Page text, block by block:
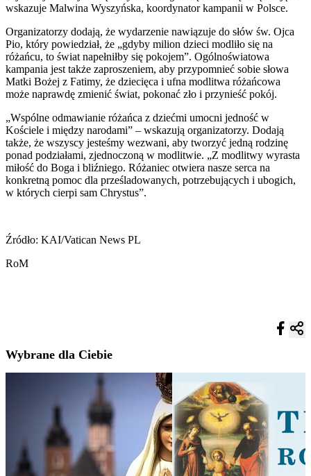
wskazuje Malwina Wyszyńska, koordynator kampanii w Polsce.
Organizatorzy dodają, że wydarzenie nawiązuje do słów św. Ojca
Pio, który powiedział, że „gdyby milion dzieci modliło się na
różańcu, to świat napełniłby się pokojem”. Ogólnoświatowa
kampania jest także zaproszeniem, aby przypomnieć sobie słowa
Matki Bożej z Fatimy, że dziecięca i ufna modlitwa różańcowa
może naprawdę zmienić świat, pokonać zło i przynieść pokój.
„Wspólne odmawianie różańca z dziećmi umocni jedność w
Kościele i między narodami” – wskazują organizatorzy. Dodają
także, że wszyscy jesteśmy wezwani, aby tworzyć jedną rodzinę
ponad podziałami, zjednoczoną w modlitwie. „Z modlitwy wyrasta
miłość do Boga i bliźniego. Różaniec otwiera nasze serca na
konkretną pomoc dla prześladowanych, potrzebujących i ubogich,
w których cierpi sam Chrystus”.
Źródło: KAI/Vatican News PL
RoM
Wybrane dla Ciebie